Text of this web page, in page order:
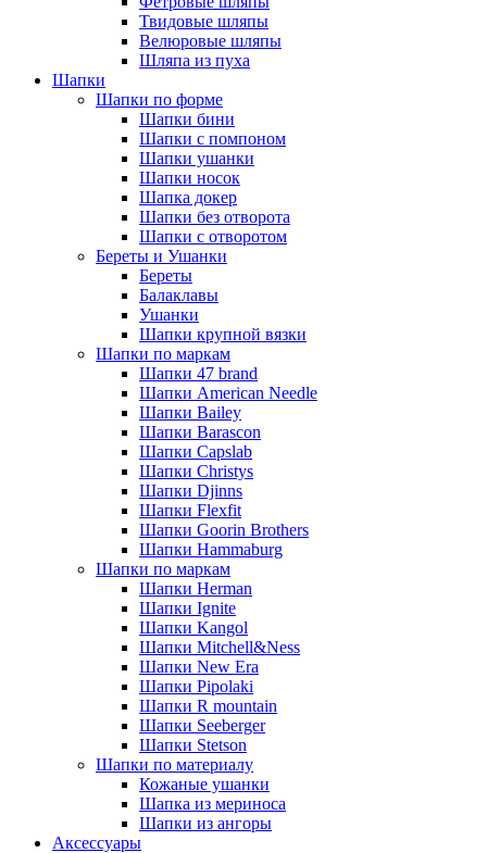
Твидовые шляпы
Велюровые шляпы
Шляпа из пуха
Шапки
Шапки по форме
Шапки бини
Шапки с помпоном
Шапки ушанки
Шапки носок
Шапка докер
Шапки без отворота
Шапки с отворотом
Береты и Ушанки
Береты
Балаклавы
Ушанки
Шапки крупной вязки
Шапки по маркам
Шапки 47 brand
Шапки American Needle
Шапки Bailey
Шапки Barascon
Шапки Capslab
Шапки Christys
Шапки Djinns
Шапки Flexfit
Шапки Goorin Brothers
Шапки Hammaburg
Шапки по маркам
Шапки Herman
Шапки Ignite
Шапки Kangol
Шапки Mitchell&Ness
Шапки New Era
Шапки Pipolaki
Шапки R mountain
Шапки Seeberger
Шапки Stetson
Шапки по материалу
Кожаные ушанки
Шапка из мериноса
Шапки из ангоры
Аксессуары